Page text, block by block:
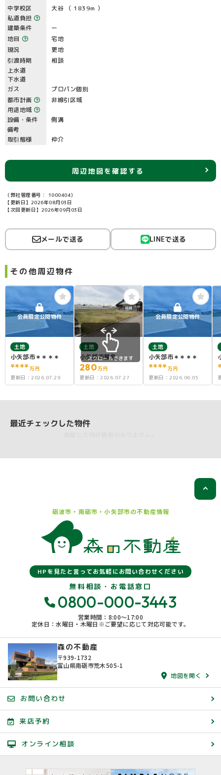
中学校区
大谷 （ 1839m ）
私道負担
建築条件
ー
地目
宅地
現況
更地
引渡時期
相談
上水道
下水道
ガス
プロパン個別
都市計画
非線引区域
用途地域
設備・条件
側溝
備考
取引態様
仲介
周辺地図を確認する
（弊社管理番号： 1000404）
【更新日】2026年08月03日
【次回更新日】2026年09月03日
メールで送る LINEで送る
その他周辺物件
会員限定公開物件
土地
小矢部市＊＊＊＊
****万円
更新日： 2026.07.29
土地
小矢部市鷲島
280万円
更新日： 2026.07.27
会員限定公開物件
土地
小矢部市＊＊＊＊
****万円
更新日： 2026.06.05
スクロールできます
最近チェックした物件
砺波市・南砺市・小矢部市の不動産情報
HPを見たと言ってお気軽にお問い合わせください
無料相談・お電話窓口
0800-000-3443
営業時間：8:00〜17:00
定休日：水曜日・木曜日※ご要望に応じて対応可能です。
森の不動産
〒939-1732
富山県南砺市荒木505-1
地図を開く
お問い合わせ
来店予約
オンライン相談